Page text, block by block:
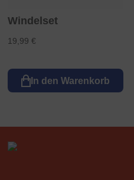
Windelset
19,99 €
In den Warenkorb